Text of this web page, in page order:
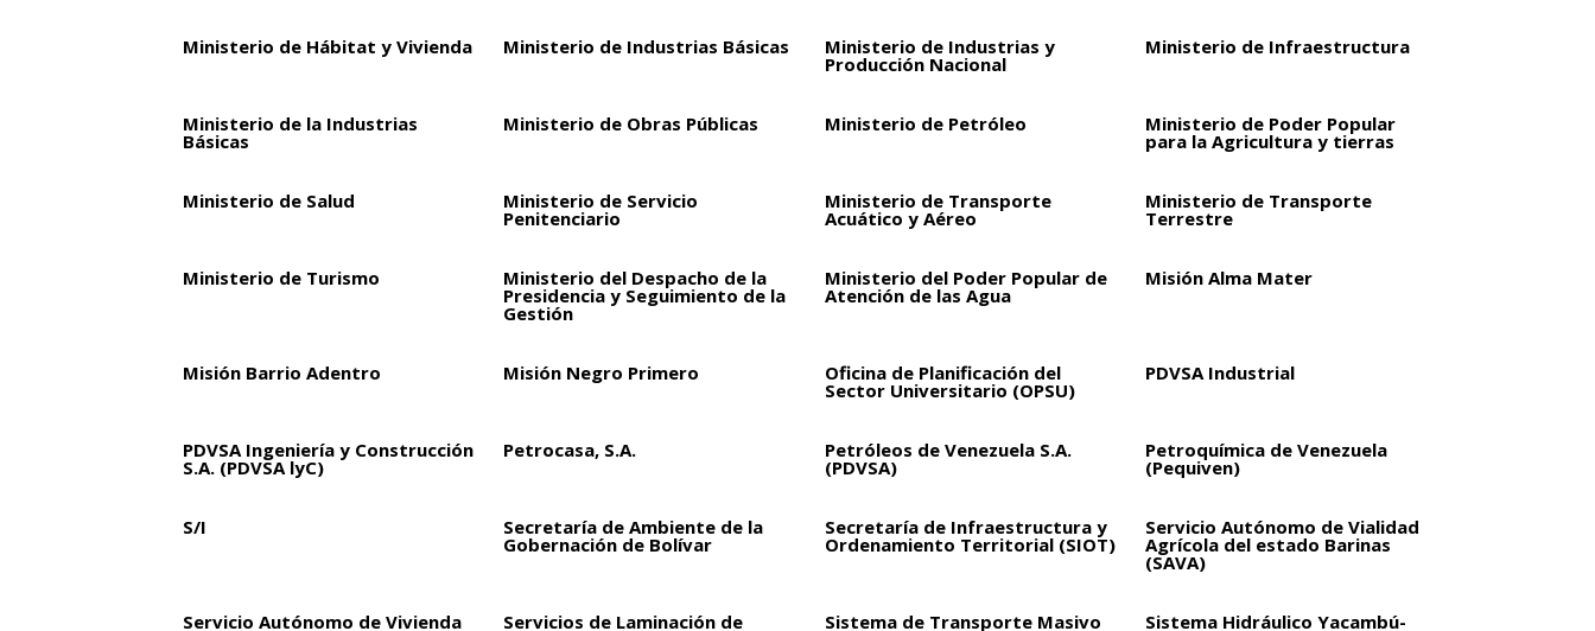
Ministerio de Hábitat y Vivienda Ministerio de Industrias Básicas Ministerio de Industrias y
Producción Nacional
Ministerio de Infraestructura
Ministerio de la Industrias
Básicas
Ministerio de Obras Públicas Ministerio de Petróleo Ministerio de Poder Popular
para la Agricultura y tierras
Ministerio de Salud Ministerio de Servicio
Penitenciario
Ministerio de Transporte
Acuático y Aéreo
Ministerio de Transporte
Terrestre
Ministerio de Turismo Ministerio del Despacho de la
Presidencia y Seguimiento de la
Gestión
Ministerio del Poder Popular de
Atención de las Agua
Misión Alma Mater
Misión Barrio Adentro Misión Negro Primero Oficina de Planificación del
Sector Universitario (OPSU)
PDVSA Industrial
PDVSA Ingeniería y Construcción
S.A. (PDVSA lyC)
Petrocasa, S.A. Petróleos de Venezuela S.A.
(PDVSA)
Petroquímica de Venezuela
(Pequiven)
S/I Secretaría de Ambiente de la
Gobernación de Bolívar
Secretaría de Infraestructura y
Ordenamiento Territorial (SIOT)
Servicio Autónomo de Vialidad
Agrícola del estado Barinas
(SAVA)
Servicio Autónomo de Vivienda Servicios de Laminación de Sistema de Transporte Masivo Sistema Hidráulico Yacambú-